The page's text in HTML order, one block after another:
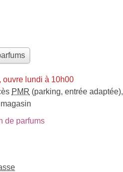
ouvre lundi à 10h00
PMR (parking, entrée adaptée),
de parfums